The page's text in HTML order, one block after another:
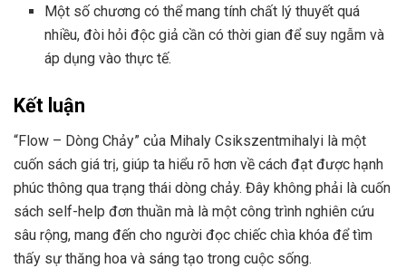
Một số chương có thể mang tính chất lý thuyết quá
nhiều, đòi hỏi độc giả cần có thời gian để suy ngẫm và
áp dụng vào thực tế.
Kết luận
“Flow – Dòng Chảy” của Mihaly Csikszentmihalyi là một
cuốn sách giá trị, giúp ta hiểu rõ hơn về cách đạt được hạnh
phúc thông qua trạng thái dòng chảy. Đây không phải là cuốn
sách self-help đơn thuần mà là một công trình nghiên cứu
sâu rộng, mang đến cho người đọc chiếc chìa khóa để tìm
thấy sự thăng hoa và sáng tạo trong cuộc sống.